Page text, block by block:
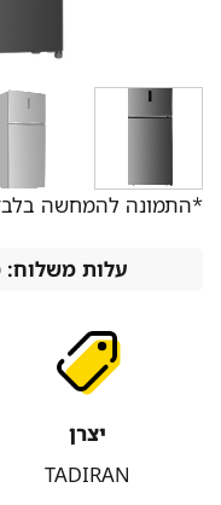
*התמונה להמחשה בלבד
עלות משלוח:
יצרן
TADIRAN